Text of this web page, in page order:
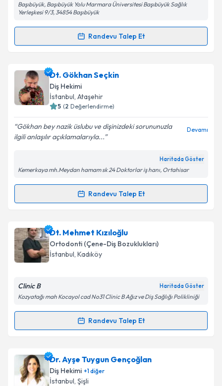
Kişisel verilerimin işlenmesine ilişkinAydınlatma
'ni okudum ve kişisel verilerimin belirtilen
kapsamda işlenmesini kabul ediyorum.
Takvim Talebini Gönder
Başıbüyük, Başıbüyük Yolu Marmara Üniversitesi Başıbüyük Sağlık
Yerleşkesi 9/3, 34854 Başıbüyük
Randevu Talep Et
Randevu Takvimi Talebi
Prof. Dr. Dt. Zeynep Ahu Acar
talebi oluşturun. Size bu uzmandan randevu almanız
için bir takvim hazırlandığında e-posta ile
bilgilendireceğiz.
E-posta Adresiniz
Kişisel verilerimin işlenmesine ilişkinAydınlatma
Metni'ni okudum ve kişisel verilerimin belirtilen
kapsamda işlenmesini kabul ediyorum.
Dt. Gökhan Seçkin
Diş Hekimi
İstanbul, Ataşehir
5 (2 Değerlendirme)
Gökhan bey nazik üslubu ve dişinizdeki sorununuzla
ilgili anlaşılır açıklamalarıyla...
Devamı
Haritada Göster
Kemerkaya mh.Meydan hamam sk 24 Doktorlar iş hanı, Ortahisar
Randevu Talep Et
Randevu Takvimi Talebi
Dt. Gökhan Seçkiniçin randevu takvimi talebi
oluşturun. Size bu uzmandan randevu almanız için bir
takvim hazırlandığında e-posta ile bilgilendireceğiz.
Kişisel verilerimin işlenmesine ilişkin
Metni'ni okudum ve kişisel verilerimin belirtilen
Takvim Talebini Gönder
Dt. Mehmet Kızıloğlu
Ortodonti (Çene-Diş Bozuklukları)
İstanbul, Kadıköy
Clinic B Haritada Göster
Kozyatağı mah Kocayol cad No31 Clinic B Ağız ve Diş Sağlığı Polikliniği
Randevu Talep Et
Randevu Takvimi Talebi
Dt. Mehmet Kızıloğluiçin randevu takvimi talebi
oluşturun. Size bu uzmandan randevu almanız için bir
takvim hazırlandığında e-posta ile bilgilendireceğiz.
Dr. Ayşe Tuygun Gençoğlan
Diş Hekimi +1diğer
İstanbul, Şişli